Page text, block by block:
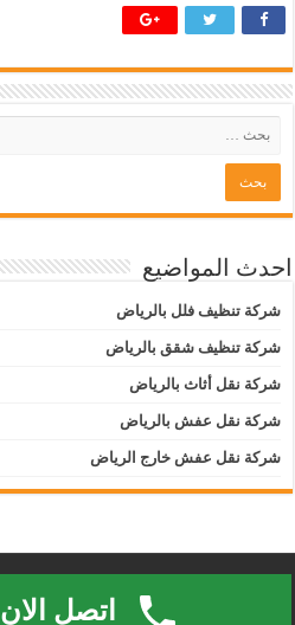
احدث المواضيع
شركة تنظيف فلل بالرياض
شركة تنظيف شقق بالرياض
شركة نقل أثاث بالرياض
شركة نقل عفش بالرياض
شركة نقل عفش خارج الرياض
© Copyright 2026, All Rights Reserved
اتصل الان 0534973161